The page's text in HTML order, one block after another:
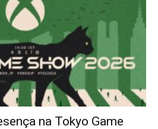
na Tokyo Game